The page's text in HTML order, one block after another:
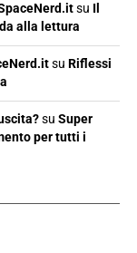
su Il
alla lettura
su Riflessi
su Super
per tutti i